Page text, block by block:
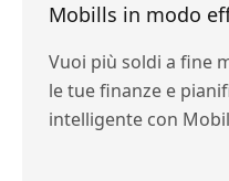
Mobills in modo
Vuoi più soldi a fine
le tue finanze e
intelligente con